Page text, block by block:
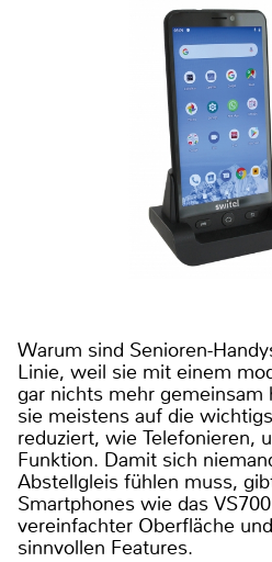
Warum sind Senioren-
Linie, weil sie mit einem
gar nichts mehr gemeinsam
sie meistens auf die
reduziert, wie Telefonieren,
Funktion. Damit sich
Abstellgleis fühlen muss,
Smartphones wie das
vereinfachter Oberfläche
sinnvollen Features.